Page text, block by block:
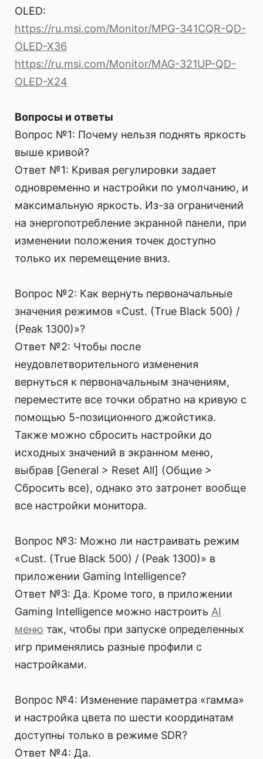
OLED:
https://ru.msi.com/Monitor/MPG-341CQR-QD-
OLED-X36
https://ru.msi.com/Monitor/MAG-321UP-QD-
OLED-X24
Вопросы и ответы
Вопрос №1: Почему нельзя поднять яркость
выше кривой?
Ответ №1: Кривая регулировки задает
одновременно и настройки по умолчанию, и
максимальную яркость. Из-за ограничений
на энергопотребление экранной панели, при
изменении положения точек доступно
только их перемещение вниз.
Вопрос №2: Как вернуть первоначальные
значения режимов «Cust. (True Black 500) /
(Peak 1300)»?
Ответ №2: Чтобы после
неудовлетворительного изменения
вернуться к первоначальным значениям,
переместите все точки обратно на кривую с
помощью 5-позиционного джойстика.
Также можно сбросить настройки до
исходных значений в экранном меню,
выбрав [General > Reset All] (Общие >
Сбросить все), однако это затронет вообще
все настройки монитора.
Вопрос №3: Можно ли настраивать режим
«Cust. (True Black 500) / (Peak 1300)» в
приложении Gaming Intelligence?
Ответ №3: Да. Кроме того, в приложении
Gaming Intelligence можно настроить AI
меню так, чтобы при запуске определенных
игр применялись разные профили с
настройками.
Вопрос №4: Изменение параметра «гамма»
и настройка цвета по шести координатам
доступны только в режиме SDR?
Ответ №4: Да.